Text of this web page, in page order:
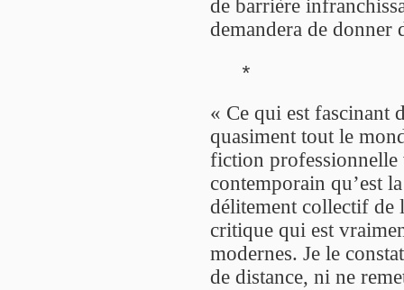
de barrière
demandera de donner
*
« Ce qui est fascinant
quasiment tout le
fiction professionnelle
contemporain qu’est
délitement collectif de
critique qui est
modernes. Je le
de distance, ni ne